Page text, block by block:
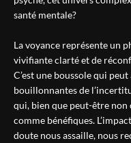
santé mentale?
La voyance représente un
vivifiante clarté et de
C’est une boussole qui
bouillonnantes de
qui, bien que peut-être
comme bénéfiques.
doute nous assaille, nous